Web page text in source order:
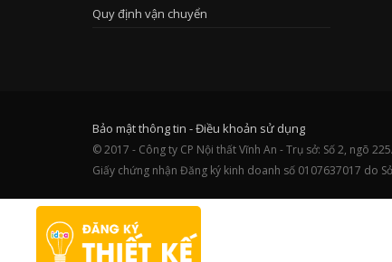
Quy định vận chuyển
Bảo mật thông tin -Điều khoản sử dụng
© 2017 - Công ty CP Nội thất Vĩnh An - Trụ sở: Số 2, ngõ
Giấy chứng nhận Đăng ký kinh doanh số 0107637017 do